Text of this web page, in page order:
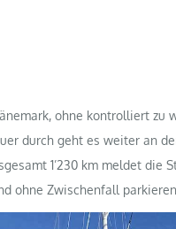
ohne kontrolliert zu
durch geht es weiter an
1’230 km meldet die
ohne Zwischenfall